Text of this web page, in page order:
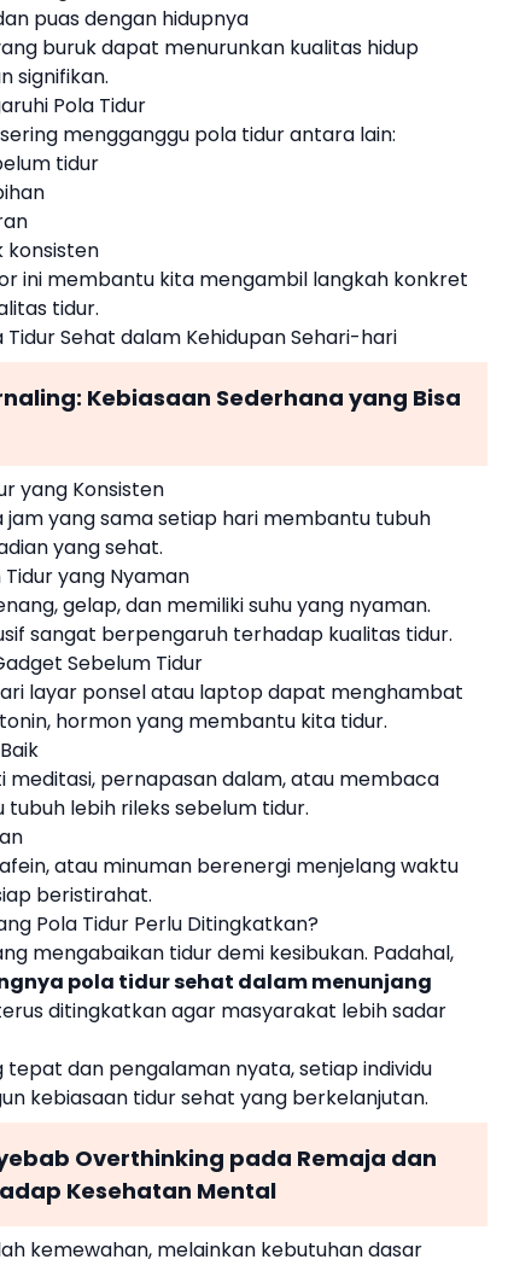
puas dengan hidupnya
buruk dapat menurunkan kualitas hidup
signifikan.
Pola Tidur
mengganggu pola tidur antara lain:
tidur
konsisten
ini membantu kita mengambil langkah konkret
tidur.
Sehat dalam Kehidupan Sehari-hari
Kebiasaan Sederhana yang Bisa
yang Konsisten
jam yang sama setiap hari membantu tubuh
yang sehat.
yang Nyaman
gelap, dan memiliki suhu yang nyaman.
sangat berpengaruh terhadap kualitas tidur.
Sebelum Tidur
layar ponsel atau laptop dapat menghambat
hormon yang membantu kita tidur.
meditasi, pernapasan dalam, atau membaca
lebih rileks sebelum tidur.
atau minuman berenergi menjelang waktu
beristirahat.
Pola Tidur Perlu Ditingkatkan?
mengabaikan tidur demi kesibukan. Padahal,
pola tidur sehat dalam menunjang
ditingkatkan agar masyarakat lebih sadar
tepat dan pengalaman nyata, setiap individu
kebiasaan tidur sehat yang berkelanjutan.
Overthinking pada Remaja dan
Kesehatan Mental
kemewahan, melainkan kebutuhan dasar